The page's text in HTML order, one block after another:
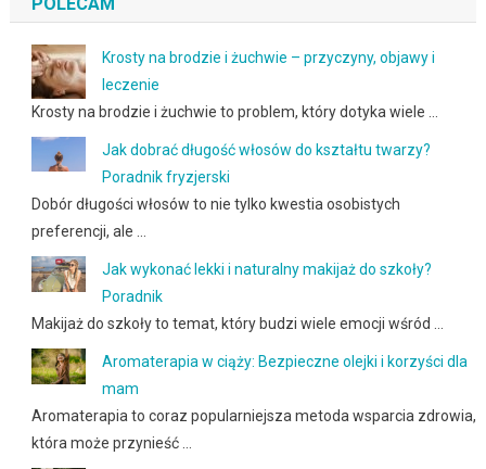
Krosty na brodzie i żuchwie – przyczyny, objawy i
leczenie
Krosty na brodzie i żuchwie to problem, który dotyka wiele …
Jak dobrać długość włosów do kształtu twarzy?
Poradnik fryzjerski
Dobór długości włosów to nie tylko kwestia osobistych
preferencji, ale …
Jak wykonać lekki i naturalny makijaż do szkoły?
Poradnik
Makijaż do szkoły to temat, który budzi wiele emocji wśród …
Aromaterapia w ciąży: Bezpieczne olejki i korzyści dla
mam
Aromaterapia to coraz popularniejsza metoda wsparcia zdrowia,
która może przynieść …